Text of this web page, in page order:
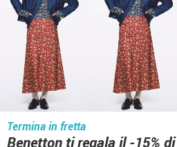
Termina in fretta
Benetton ti regala il -15%